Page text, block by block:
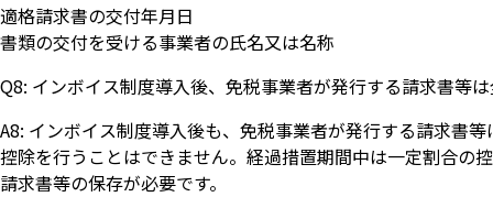
適格請求書の交付年月日
書類の交付を受ける事業者の氏名又は名称
Q8: インボイス制度導入後、免税事業者が発行する請求書等
A8: インボイス制度導入後も、免税事業者が発行する請求書
控除を行うことはできません。経過措置期間中は一定割合の
請求書等の保存が必要です。